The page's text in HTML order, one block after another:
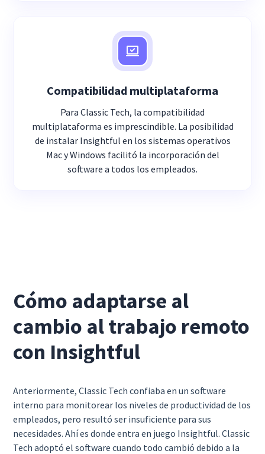
Compatibilidad multiplataforma
Para Classic Tech, la compatibilidad
multiplataforma es imprescindible. La posibilidad
de instalar Insightful en los sistemas operativos
Mac y Windows facilitó la incorporación del
software a todos los empleados.
Cómo adaptarse al
cambio al trabajo remoto
con Insightful
Anteriormente, Classic Tech confiaba en un software
interno para monitorear los niveles de productividad de los
empleados, pero resultó ser insuficiente para sus
necesidades. Ahí es donde entra en juego Insightful. Classic
Tech adoptó el software cuando todo cambió debido a la